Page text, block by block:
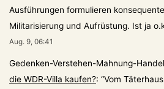
Ausführungen formulieren
Militarisierung und Aufrüstung. Ist ja
Aug. 9, 06:41
Gedenken-Verstehen-Mahnung-
die WDR-Villa kaufen?: “Vom